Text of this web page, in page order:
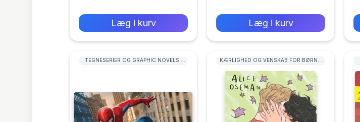
Læg i kurv Læg i kurv
TEGNESERIER OG GRAPHIC NOVELS I
KÆRLIGHED OG VENSKAB FOR BØRN &